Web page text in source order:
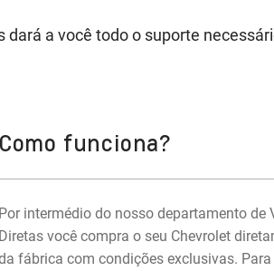
a você todo o suporte
Como funciona?
Por intermédio do nosso departamento de
Diretas você compra o seu Chevrolet
fábrica com condições exclusivas. Para